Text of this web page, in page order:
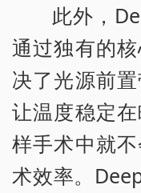
此外，
通过独有的
决了光源前
让温度稳定
样手术中就
术效率。